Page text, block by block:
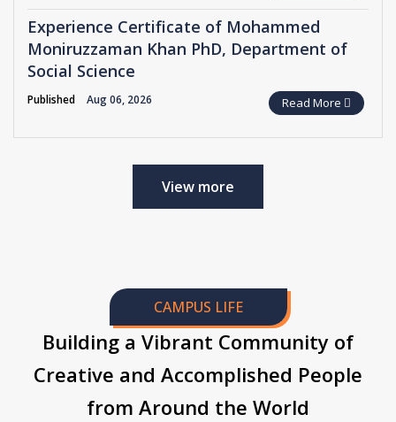
Experience Certificate of Mohammed
Moniruzzaman Khan PhD, Department of
Social Science
Published Aug 06, 2026 Read More
View more
CAMPUS LIFE
Building a Vibrant Community of
Creative and Accomplished People
from Around the World